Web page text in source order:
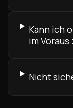
Kann ich
im Voraus
Nicht